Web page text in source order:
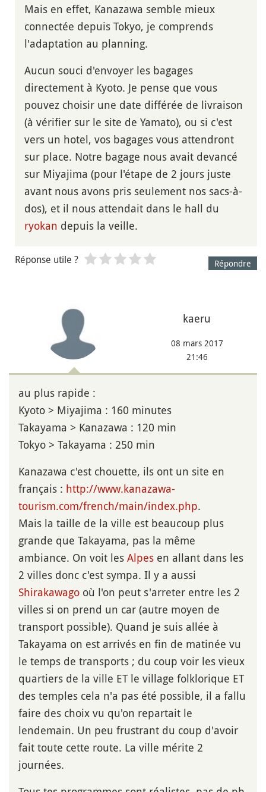
Mais en effet, Kanazawa semble mieux
connectée depuis Tokyo, je comprends
l'adaptation au planning.
Aucun souci d'envoyer les bagages
directement à Kyoto. Je pense que vous
pouvez choisir une date différée de livraison
(à vérifier sur le site de Yamato), ou si c'est
vers un hotel, vos bagages vous attendront
sur place. Notre bagage nous avait devancé
sur Miyajima (pour l'étape de 2 jours juste
avant nous avons pris seulement nos sacs-à-
dos), et il nous attendait dans le hall du
ryokan depuis la veille.
Répondre
Réponse utile ?
kaeru
08 mars 2017
21:46
au plus rapide :
Kyoto > Miyajima : 160 minutes
Takayama > Kanazawa : 120 min
Tokyo > Takayama : 250 min
Kanazawa c'est chouette, ils ont un site en
français : http://www.kanazawa-
tourism.com/french/main/index.php.
Mais la taille de la ville est beaucoup plus
grande que Takayama, pas la même
ambiance. On voit les Alpes en allant dans les
2 villes donc c'est sympa. Il y a aussi
Shirakawago où l'on peut s'arreter entre les 2
villes si on prend un car (autre moyen de
transport possible). Quand je suis allée à
Takayama on est arrivés en fin de matinée vu
le temps de transports ; du coup voir les vieux
quartiers de la ville ET le village folklorique ET
des temples cela n'a pas été possible, il a fallu
faire des choix vu qu'on repartait le
lendemain. Un peu frustrant du coup d'avoir
fait toute cette route. La ville mérite 2
journées.